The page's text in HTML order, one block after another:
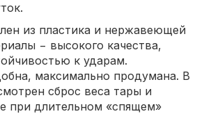
из пластика и нержавеющей
− высокого качества,
к ударам.
максимально продумана. В
сброс веса тары и
при длительном «спящем»